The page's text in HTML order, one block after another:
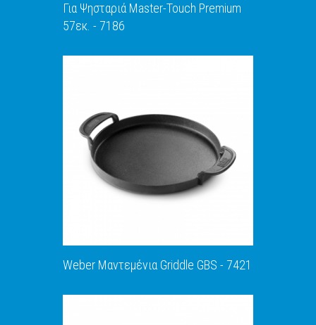
ΑΝΑΚΑΛΥΨΕ ΤΟ
Για Ψησταριά Master-Touch Premium
57εκ. - 7186
Weber Μαντεμένια Griddle GBS - 7421